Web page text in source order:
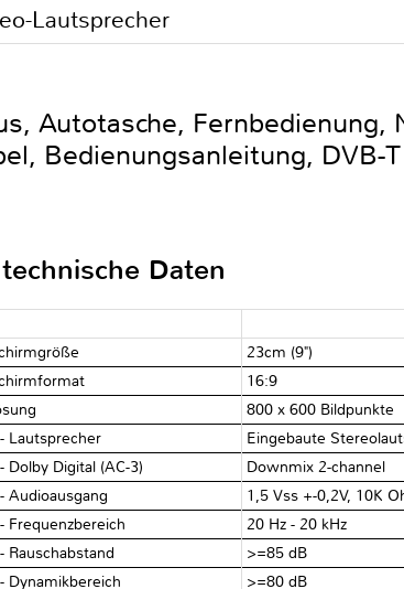
Lautsprecher
Autotasche, Fernbedienung,
Bedienungsanleitung, DVB-
Daten
23cm (9")
16:9
800 x 600 Bildpunkte
Lautsprecher
Eingebaute
Digital (AC-3)
Downmix 2-channel
Audioausgang
1,5 Vss +-0,2V, 10K
Frequenzbereich
20 Hz - 20 kHz
>=85 dB
Dynamikbereich
>=80 dB